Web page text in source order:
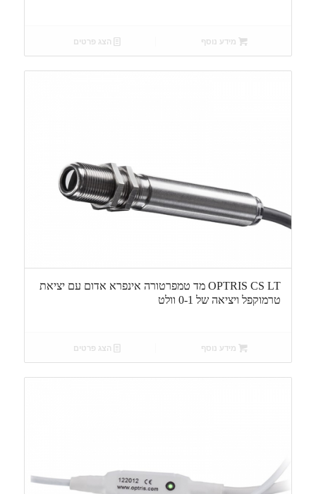
מידע נוסף הצג פרטים
OPTRIS CS LT מד טמפרטורה אינפרא אדום עם יציאת
טרמוקפל ויציאה של 0-1 וולט
מידע נוסף הצג פרטים